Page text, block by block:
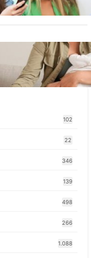
de sân electrice și
pentru mamele
102
22
346
139
498
266
1.088